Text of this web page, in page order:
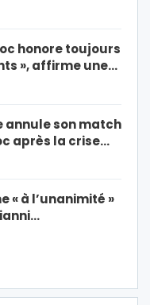
honore toujours
», affirme une…
annule son match
après la crise…
« à l’unanimité »